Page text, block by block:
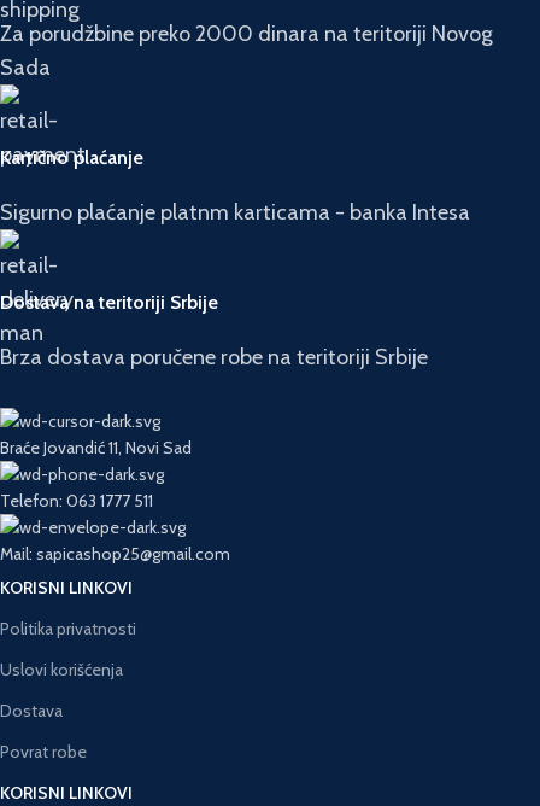
Za porudžbine preko 2000 dinara na teritoriji Novog
Sada
Kartično plaćanje
Sigurno plaćanje platnm karticama - banka Intesa
Dostava na teritoriji Srbije
Brza dostava poručene robe na teritoriji Srbije
Braće Jovandić 11, Novi Sad
Telefon: 063 1777 511
Mail: sapicashop25@gmail.com
KORISNI LINKOVI
Politika privatnosti
Uslovi korišćenja
Dostava
Povrat robe
KORISNI LINKOVI